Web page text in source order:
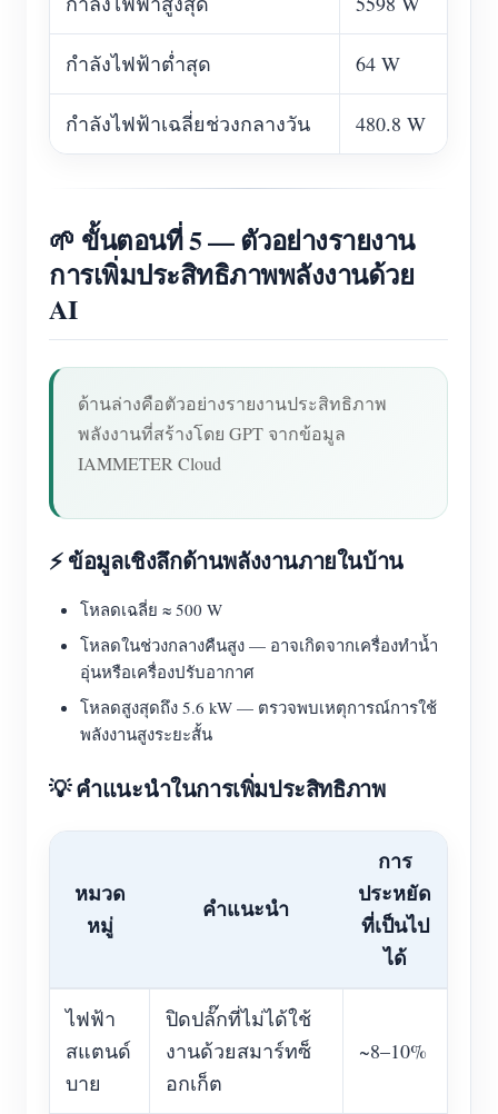
กำลังไฟฟ้าต่ำสุด 64 W
กำลังไฟฟ้าเฉลี่ยช่วงกลางวัน 480.8 W
🌱 ขั้นตอนที่ 5 — ตัวอย่างรายงาน
การเพิ่มประสิทธิภาพพลังงานด้วย
AI
ด้านล่างคือตัวอย่างรายงานประสิทธิภาพ
พลังงานที่สร้างโดย GPT จากข้อมูล
IAMMETER Cloud
⚡ ข้อมูลเชิงลึกด้านพลังงานภายในบ้าน
โหลดเฉลี่ย ≈ 500 W
โหลดในช่วงกลางคืนสูง — อาจเกิดจากเครื่องทำน้ำ
อุ่นหรือเครื่องปรับอากาศ
โหลดสูงสุดถึง 5.6 kW — ตรวจพบเหตุการณ์การใช้
พลังงานสูงระยะสั้น
💡 คำแนะนำในการเพิ่มประสิทธิภาพ
หมวด
หมู่
คำแนะนำ
การ
ประหยัด
ที่เป็นไป
ได้
ไฟฟ้า
สแตนด์
บาย
ปิดปลั๊กที่ไม่ได้ใช้
งานด้วยสมาร์ทซ็
อกเก็ต
~8–10%